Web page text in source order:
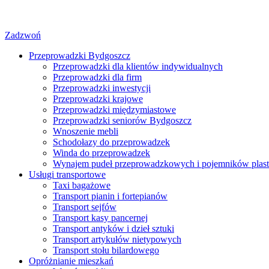
Zadzwoń
Przeprowadzki Bydgoszcz
Przeprowadzki dla klientów indywidualnych
Przeprowadzki dla firm
Przeprowadzki inwestycji
Przeprowadzki krajowe
Przeprowadzki międzymiastowe
Przeprowadzki seniorów Bydgoszcz
Wnoszenie mebli
Schodołazy do przeprowadzek
Winda do przeprowadzek
Wynajem pudeł przeprowadzkowych i pojemników
Usługi transportowe
Taxi bagażowe
Transport pianin i fortepianów
Transport sejfów
Transport kasy pancernej
Transport antyków i dzieł sztuki
Transport artykułów nietypowych
Transport stołu bilardowego
Opróżnianie mieszkań